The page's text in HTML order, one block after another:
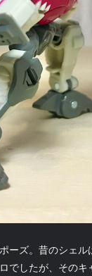
ーズ。昔のシェル
でしたが、そのキ